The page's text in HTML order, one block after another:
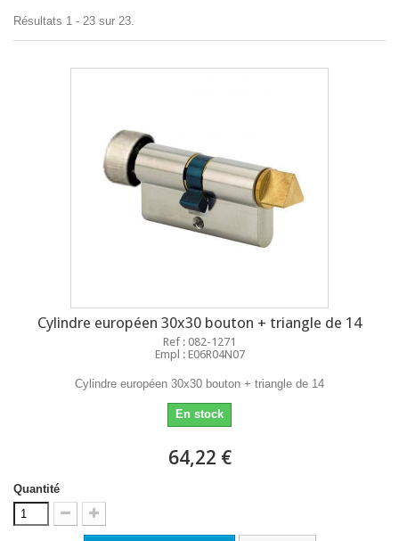
Résultats 1 - 23 sur 23.
Cylindre européen 30x30 bouton + triangle de 14
Ref : 082-1271
Empl : E06R04N07
Cylindre européen 30x30 bouton + triangle de 14
En stock
64,22 €
Quantité